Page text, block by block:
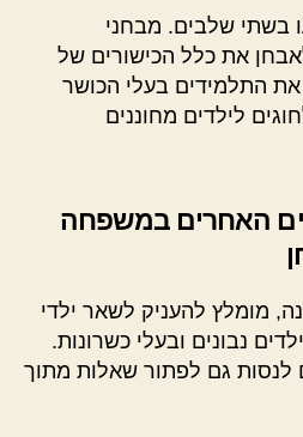
בשתי שלבים. מבחני
את כלל הכישורים של
התלמידים בעלי הכושר
לילדים מחוננים
האחרים במשפחה
מומלץ להעניק לשאר ילדי
נבונים ובעלי כשרונות.
גם לפתור שאלות מתוך